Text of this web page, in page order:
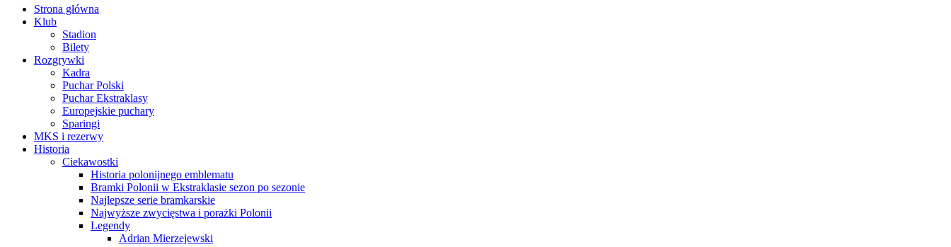
Strona główna
Klub
Stadion
Bilety
Rozgrywki
Kadra
Puchar Polski
Puchar Ekstraklasy
Europejskie puchary
Sparingi
MKS i rezerwy
Historia
Ciekawostki
Historia polonijnego emblematu
Bramki Polonii w Ekstraklasie sezon po sezonie
Najlepsze serie bramkarskie
Najwyższe zwycięstwa i porażki Polonii
Legendy
Adrian Mierzejewski